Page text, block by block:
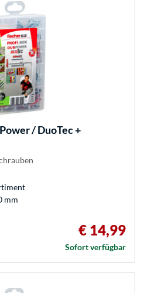
/ DuoTec +
mm
€ 14,99
Sofort verfügbar